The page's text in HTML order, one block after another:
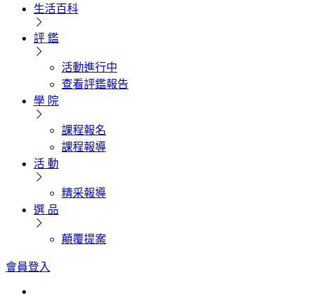
生活百科
評 鑑
活動進行中
查看評鑑報告
學 院
課程報名
課程報導
活 動
精采報導
選 品
顛覆提案
會員登入